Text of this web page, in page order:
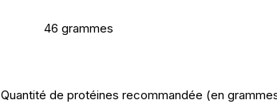
46 grammes
Quantité de protéines recommandée (en